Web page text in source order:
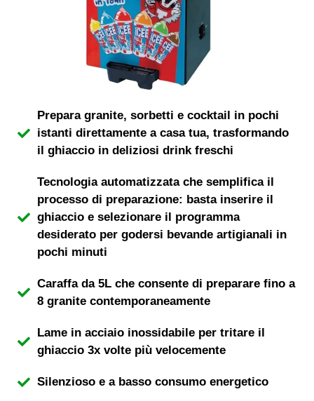
Prepara granite, sorbetti e cocktail in pochi
istanti direttamente a casa tua, trasformando
il ghiaccio in deliziosi drink freschi
Tecnologia automatizzata che semplifica il
processo di preparazione: basta inserire il
ghiaccio e selezionare il programma
desiderato per godersi bevande artigianali in
pochi minuti
Caraffa da 5L che consente di preparare fino a
8 granite contemporaneamente
Lame in acciaio inossidabile per tritare il
ghiaccio 3x volte più velocemente
Silenzioso e a basso consumo energetico